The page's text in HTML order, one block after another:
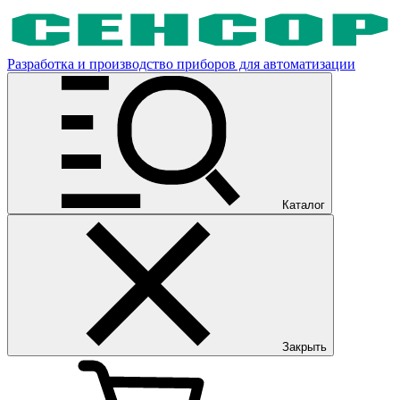
Разработка и производство приборов для автоматизации
Каталог
Закрыть